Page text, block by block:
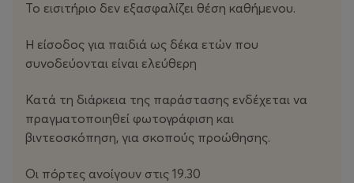
Το εισιτήριο δεν εξασφαλίζει θέση καθήμενου.
Η είσοδος για παιδιά ως δέκα ετών που
συνοδεύονται είναι ελεύθερη
Κατά τη διάρκεια της παράστασης ενδέχεται να
πραγματοποιηθεί φωτογράφιση και
βιντεοσκόπηση, για σκοπούς προώθησης.
Οι πόρτες ανοίγουν στις 19.30